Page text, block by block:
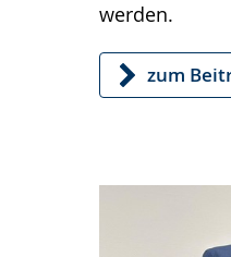
werden.
zum